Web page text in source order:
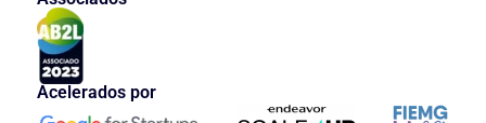
Acelerados por